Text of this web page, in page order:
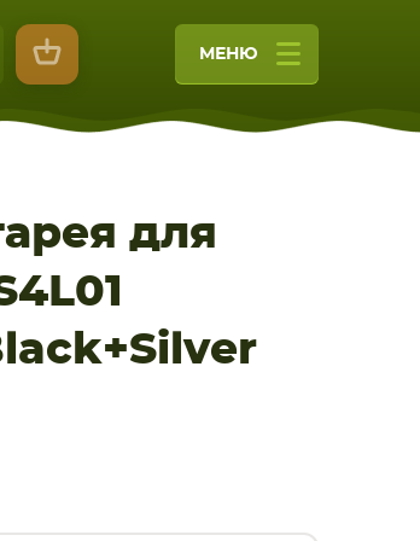
МЕНЮ
для